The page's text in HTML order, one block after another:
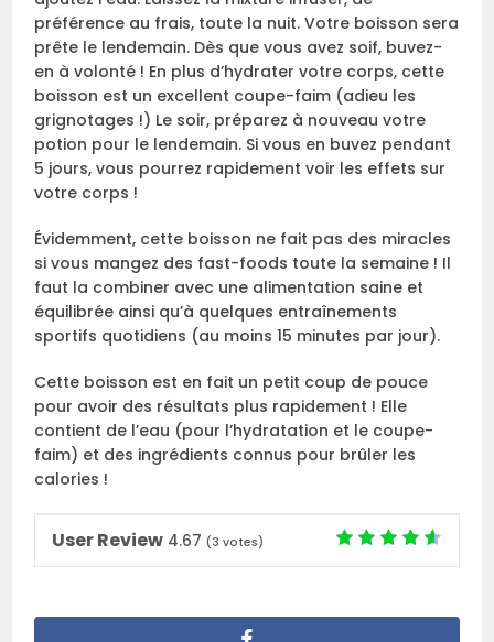
préférence au frais, toute la nuit. Votre boisson sera
prête le lendemain. Dès que vous avez soif, buvez-
en à volonté ! En plus d’hydrater votre corps, cette
boisson est un excellent coupe-faim (adieu les
grignotages !) Le soir, préparez à nouveau votre
potion pour le lendemain. Si vous en buvez pendant
5 jours, vous pourrez rapidement voir les effets sur
votre corps !
Évidemment, cette boisson ne fait pas des miracles
si vous mangez des fast-foods toute la semaine ! Il
faut la combiner avec une alimentation saine et
équilibrée ainsi qu’à quelques entraînements
sportifs quotidiens (au moins 15 minutes par jour).
Cette boisson est en fait un petit coup de pouce
pour avoir des résultats plus rapidement ! Elle
contient de l’eau (pour l’hydratation et le coupe-
faim) et des ingrédients connus pour brûler les
calories !
User Review 4.67 (3 votes)